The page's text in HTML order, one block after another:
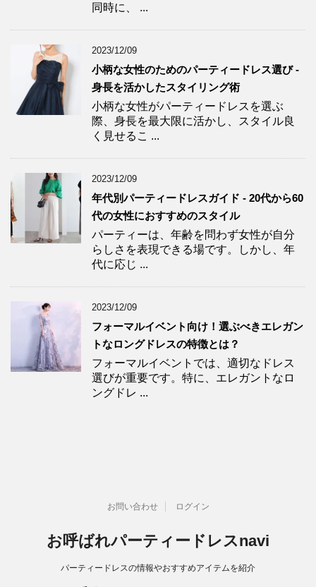
同時に、 ...
2023/12/09
小柄な女性のためのパーティードレス選び -
身長を活かしたスタイリング術
小柄な女性がパーティードレスを選ぶ
際、身長を最大限に活かし、スタイル良
く見せるこ ...
2023/12/09
年代別パーティードレスガイド - 20代から60
代の女性におすすめのスタイル
パーティーは、年齢を問わず女性が自分
らしさを表現できる場です。しかし、年
代に応じ ...
2023/12/09
フォーマルイベント向け！選ぶべきエレガン
トなロングドレスの特徴とは？
フォーマルイベントでは、適切なドレス
選びが重要です。特に、エレガントなロ
ングドレ ...
お問い合わせ ログイン
お呼ばれパーティードレスnavi
パーティードレスの情報やおすすめアイテムを紹介